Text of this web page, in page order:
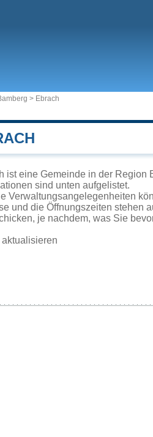
> Ebrach
ist eine Gemeinde in der
sind unten aufgelistet.
Verwaltungsangelegenheiten
und die Öffnungszeiten stehen
je nachdem, was Sie
aktualisieren